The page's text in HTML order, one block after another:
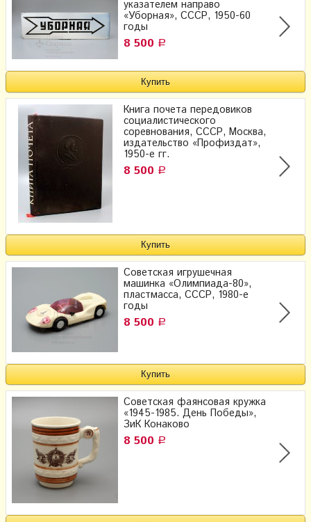
указателем направо
«Уборная», СССР, 1950-60
годы
8 500 Р
Книга почета передовиков
социалистического
соревнования, СССР, Москва,
издательство «Профиздат»,
1950-е гг.
8 500 Р
Советская игрушечная
машинка «Олимпиада-80»,
пластмасса, СССР, 1980-е
годы
8 500 Р
Советская фаянсовая кружка
«1945-1985. День Победы»,
ЗиК Конаково
8 500 Р